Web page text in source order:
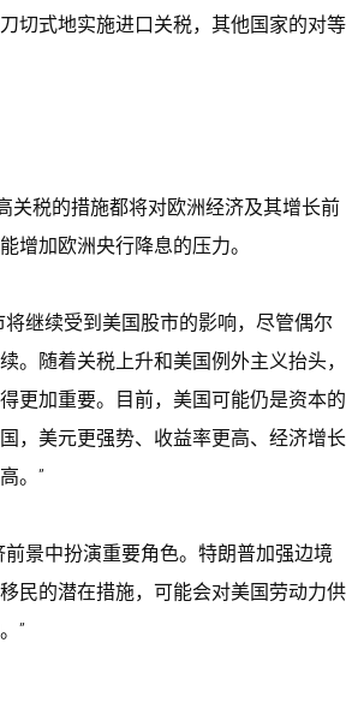
切式地实施进口关税，其他国家的对等
关税的措施都将对欧洲经济及其增长前
增加欧洲央行降息的压力。
将继续受到美国股市的影响，尽管偶尔
。随着关税上升和美国例外主义抬头，
更加重要。目前，美国可能仍是资本的
，美元更强势、收益率更高、经济增长
。”
前景中扮演重要角色。特朗普加强边境
民的潜在措施，可能会对美国劳动力供
”